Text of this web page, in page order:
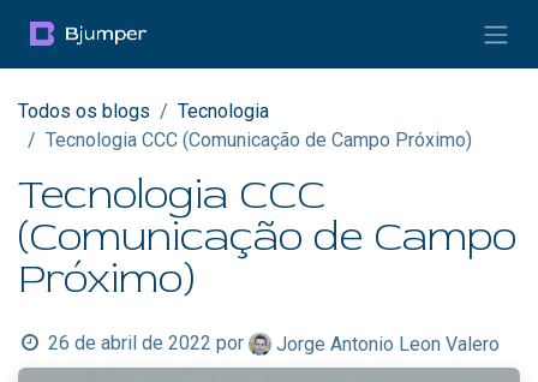
Todos os blogs
Tecnologia
Tecnologia CCC (Comunicação de Campo Próximo)
Tecnologia CCC
(Comunicação de Campo
Próximo)
26 de abril de 2022 por Jorge Antonio Leon Valero